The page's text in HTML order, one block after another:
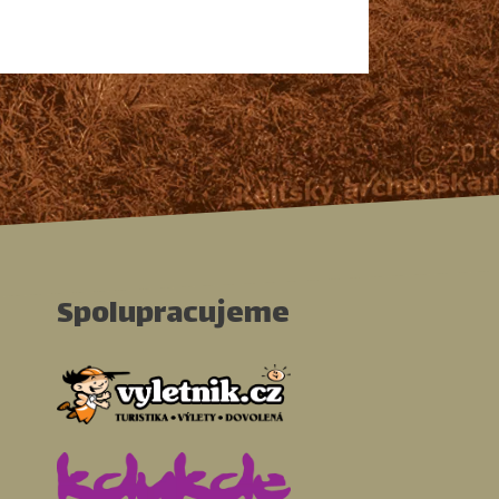
Spolupracujeme